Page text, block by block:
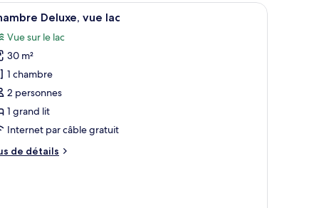
une chaise, une télévision et un balcon équipé de chaises.
:
Une chambre d’hôtel avec un lit, une table
5 Deluxe, vue lac
Vue sur le lac
30 m²
1 chambre
2 personnes
1 grand lit
Internet par câble gratuit
de détails